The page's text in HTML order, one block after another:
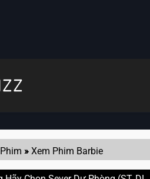
» Xem Phim Barbie